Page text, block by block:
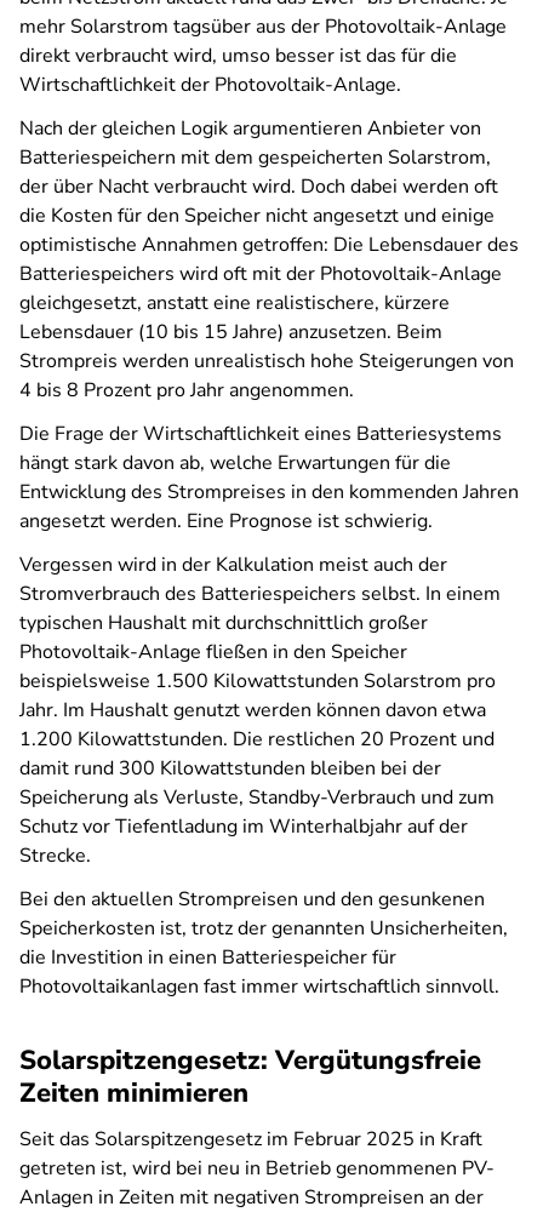
mehr Solarstrom tagsüber aus der Photovoltaik-Anlage
direkt verbraucht wird, umso besser ist das für die
Wirtschaftlichkeit der Photovoltaik-Anlage.
Nach der gleichen Logik argumentieren Anbieter von
Batteriespeichern mit dem gespeicherten Solarstrom,
der über Nacht verbraucht wird. Doch dabei werden oft
die Kosten für den Speicher nicht angesetzt und einige
optimistische Annahmen getroffen: Die Lebensdauer des
Batteriespeichers wird oft mit der Photovoltaik-Anlage
gleichgesetzt, anstatt eine realistischere, kürzere
Lebensdauer (10 bis 15 Jahre) anzusetzen. Beim
Strompreis werden unrealistisch hohe Steigerungen von
4 bis 8 Prozent pro Jahr angenommen.
Die Frage der Wirtschaftlichkeit eines Batteriesystems
hängt stark davon ab, welche Erwartungen für die
Entwicklung des Strompreises in den kommenden Jahren
angesetzt werden. Eine Prognose ist schwierig.
Vergessen wird in der Kalkulation meist auch der
Stromverbrauch des Batteriespeichers selbst. In einem
typischen Haushalt mit durchschnittlich großer
Photovoltaik-Anlage fließen in den Speicher
beispielsweise 1.500 Kilowattstunden Solarstrom pro
Jahr. Im Haushalt genutzt werden können davon etwa
1.200 Kilowattstunden. Die restlichen 20 Prozent und
damit rund 300 Kilowattstunden bleiben bei der
Speicherung als Verluste, Standby-Verbrauch und zum
Schutz vor Tiefentladung im Winterhalbjahr auf der
Strecke.
Bei den aktuellen Strompreisen und den gesunkenen
Speicherkosten ist, trotz der genannten Unsicherheiten,
die Investition in einen Batteriespeicher für
Photovoltaikanlagen fast immer wirtschaftlich sinnvoll.
Solarspitzengesetz: Vergütungsfreie
Zeiten minimieren
Seit das Solarspitzengesetz im Februar 2025 in Kraft
getreten ist, wird bei neu in Betrieb genommenen PV-
Anlagen in Zeiten mit negativen Strompreisen an der